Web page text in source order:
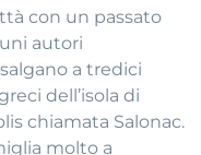
con un passato
autori
a tredici
dell’isola di
chiamata Salonac.
molto a